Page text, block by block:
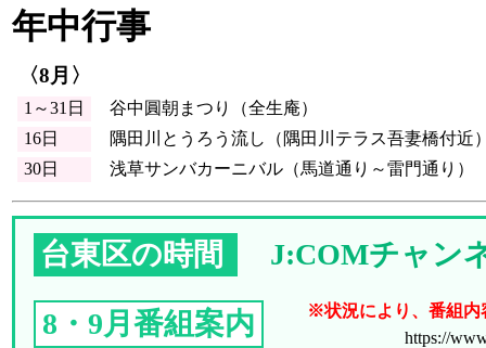
年中行事
〈8月〉
1～31日
谷中圓朝まつり（全生庵）
16日
隅田川とうろう流し（隅田川テラス吾妻橋付近
30日
浅草サンバカーニバル（馬道通り～雷門通り）
台東区の時間 J:COMチャン
8・9月番組案内
※状況により、番組内
https://